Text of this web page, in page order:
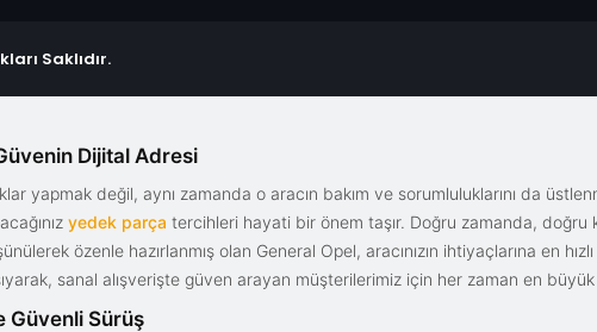
Saklıdır.
Dijital Adresi
yapmak değil, aynı zamanda o aracın bakım ve sorumluluklarını da
yedek parça tercihleri hayati bir önem taşır. Doğru zamanda, doğru
özenle hazırlanmış olan General Opel, aracınızın ihtiyaçlarına en
sanal alışverişte güven arayan müşterilerimiz için her zaman en büyük
Güvenli Sürüş